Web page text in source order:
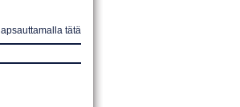
tätä